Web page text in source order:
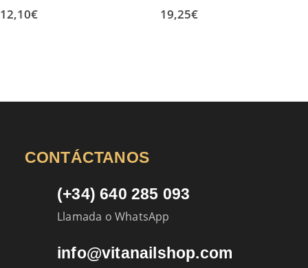
12,10€ 19,25€
CONTÁCTANOS
(+34) 640 285 093
Llamada o WhatsApp
info@vitanailshop.com